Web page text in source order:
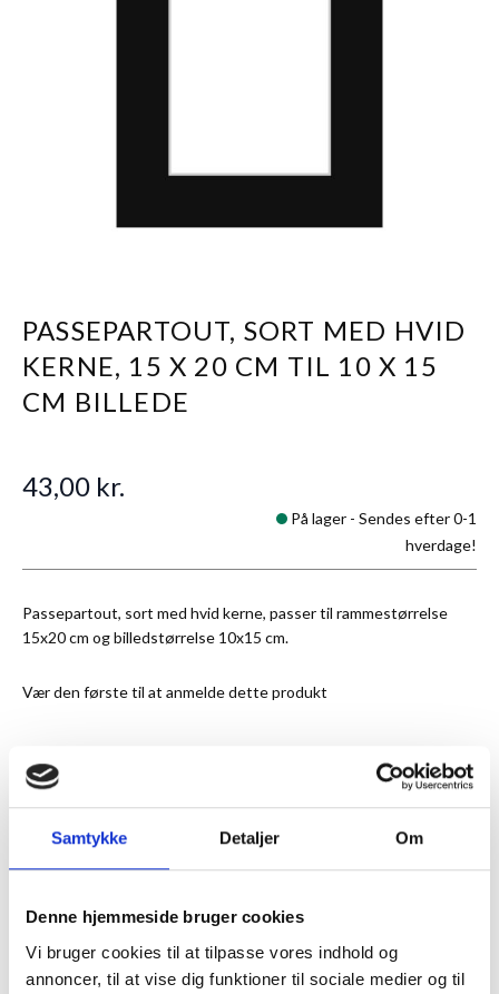
Samtykke Detaljer Om
Denne hjemmeside bruger cookies
Vi bruger cookies til at tilpasse vores indhold og
annoncer, til at vise dig funktioner til sociale medier og til
PASSEPARTOUT, SORT MED HVID
KERNE, 15 X 20 CM TIL 10 X 15
CM BILLEDE
Passepartout, sort med hvid kerne, passer til rammestørrelse
15x20 cm og billedstørrelse 10x15 cm.
Vær den første til at anmelde dette produkt
43,00 kr.
På lager - Sendes efter 0-1
hverdage!
ANMELDT TIL 5/5★
MERE INFORMATION